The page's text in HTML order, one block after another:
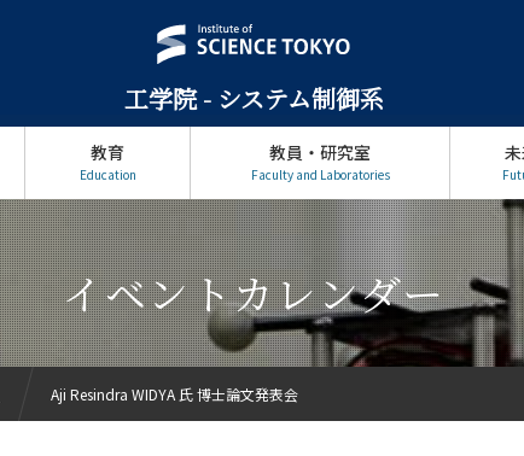
工学院 - システム制御系
教育
Education
教員・研究室
Faculty and Laboratories
イベントカレンダー
Aji Resindra WIDYA 氏 博士論文発表会